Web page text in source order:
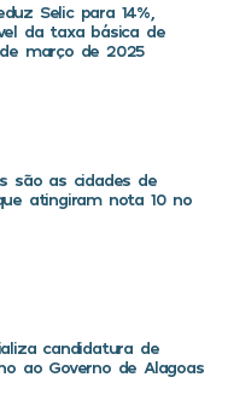
Selic para 14%,
da taxa básica de
março de 2025
são as cidades de
atingiram nota 10 no
candidatura de
ao Governo de Alagoas